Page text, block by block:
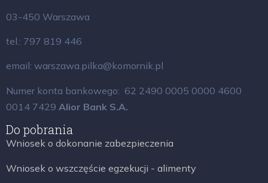
03-450 Warszawa
tel.: 797 819 446
email: warszawa.pilka@komornik.pl
Numer konta bankowego: 62 2490 0005 0000 4600
0014 7429 Alior Bank S.A.
Do pobrania
Wniosek o dokonanie zabezpieczenia
Wniosek o wszczęście egzekucji - alimenty